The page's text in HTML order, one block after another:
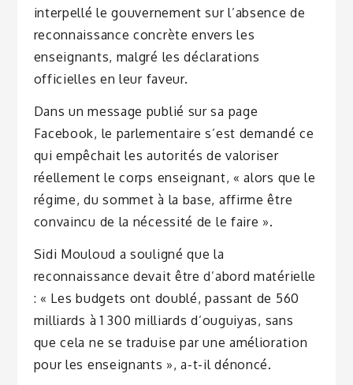
interpellé le gouvernement sur l’absence de
reconnaissance concrète envers les
enseignants, malgré les déclarations
officielles en leur faveur.
Dans un message publié sur sa page
Facebook, le parlementaire s’est demandé ce
qui empêchait les autorités de valoriser
réellement le corps enseignant, « alors que le
régime, du sommet à la base, affirme être
convaincu de la nécessité de le faire ».
Sidi Mouloud a souligné que la
reconnaissance devait être d’abord matérielle
: « Les budgets ont doublé, passant de 560
milliards à 1 300 milliards d’ouguiyas, sans
que cela ne se traduise par une amélioration
pour les enseignants », a-t-il dénoncé.